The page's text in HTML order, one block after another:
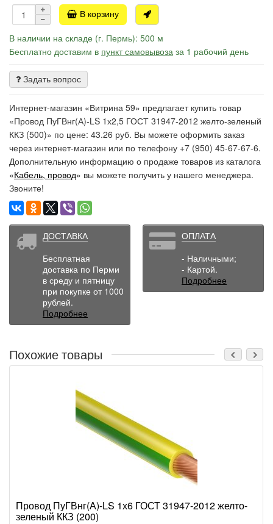
В корзину
В наличии на складе (г. Пермь): 500 м
Бесплатно доставим в пункт самовывоза за 1 рабочий день
Задать вопрос
Интернет-магазин «Витрина 59» предлагает купить товар
«Провод ПуГВнг(А)-LS 1х2,5 ГОСТ 31947-2012 желто-зеленый
ККЗ (500)» по цене: 43.26 руб. Вы можете оформить заказ
через интернет-магазин или по телефону +7 (950) 45-67-67-6.
Дополнительную информацию о продаже товаров из каталога
«Кабель, провод» вы можете получить у нашего менеджера.
Звоните!
ДОСТАВКА
Бесплатная
доставка по Перми
в среду и пятницу
при покупке от 1000
рублей.
Подробнее
ОПЛАТА
- Наличными;
- Картой.
Подробнее
Похожие товары
Провод ПуГВнг(А)-LS 1х6 ГОСТ 31947-2012 желто-
зеленый ККЗ (200)